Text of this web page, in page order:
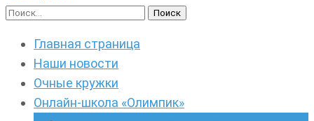
Найти:
Главная страница
Наши новости
Очные кружки
Онлайн-школа «Олимпик»